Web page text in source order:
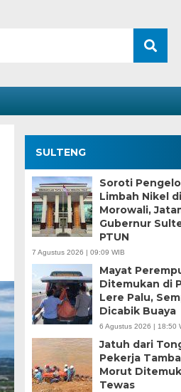
SULTENG
Soroti
Limbah Nikel di
Morowali,
Gubernur
PTUN
7 Agustus 2026 | 09:09 WIB
Mayat
Ditemukan di
Lere Palu,
Dicabik Buaya
6 Agustus 2026 | 18:50
Jatuh dari
Pekerja
Morut
Tewas